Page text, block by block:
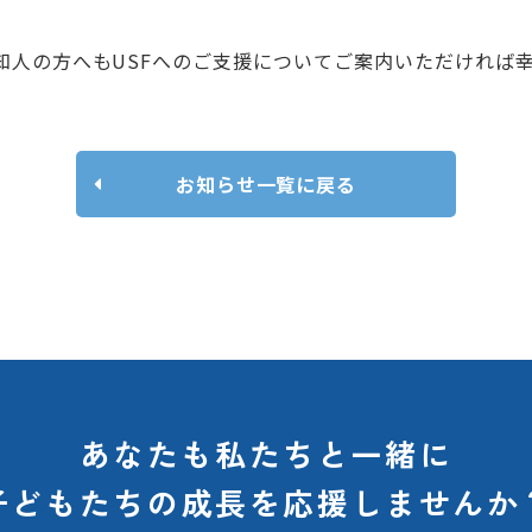
の方へもUSFへのご支援についてご案内いただければ幸
お知らせ一覧に戻る
あなたも私たちと一緒に
どもたちの成長を応援しませんか